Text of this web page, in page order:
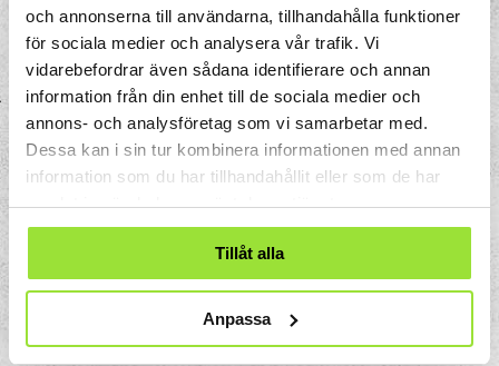
och annonserna till användarna, tillhandahålla funktioner
för sociala medier och analysera vår trafik. Vi
vidarebefordrar även sådana identifierare och annan
information från din enhet till de sociala medier och
annons- och analysföretag som vi samarbetar med.
Dessa kan i sin tur kombinera informationen med annan
information som du har tillhandahållit eller som de har
samlat in när du har använt deras tjänster.
Tillåt alla
Anpassa
Storgatan 33
Box 633
151 27 Södertälje